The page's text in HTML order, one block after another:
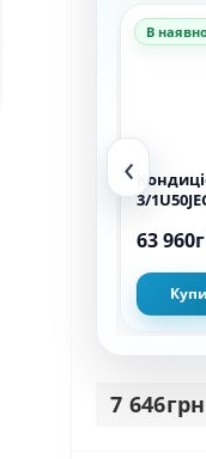
‹
В
3/
63
7 646грн